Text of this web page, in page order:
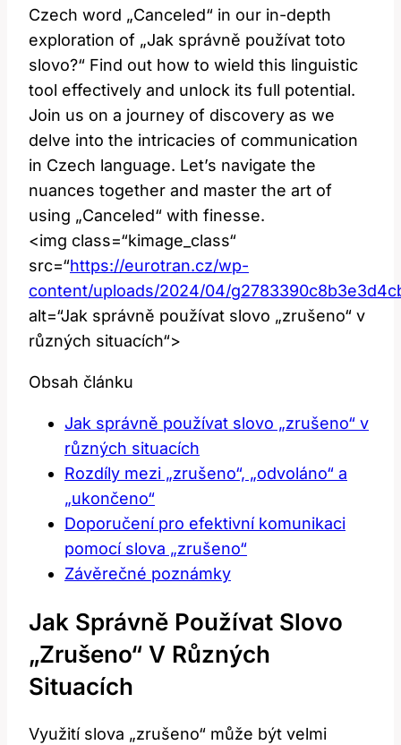
Czech word „Canceled“ in our in-depth
exploration of „Jak správně používat toto
slovo?“ Find out how to wield this linguistic
tool effectively and unlock its full potential.
Join us on a journey of discovery as we
delve into the intricacies of communication
in Czech language. Let’s navigate the
nuances together and master the art of
using „Canceled“ with finesse.
<img class=“kimage_class“
src=“https://eurotran.cz/wp-
content/uploads/2024/04/
alt=“Jak správně používat slovo „zrušeno“ v
různých situacích“>
Obsah článku
Jak správně používat slovo „zrušeno“ v
různých situacích
Rozdíly mezi „zrušeno“, „odvoláno“ a
„ukončeno“
Doporučení pro efektivní komunikaci
pomocí slova „zrušeno“
Závěrečné poznámky
Jak Správně Používat Slovo
„zrušeno“ V Různých
Situacích
Využití slova „zrušeno“ může být velmi